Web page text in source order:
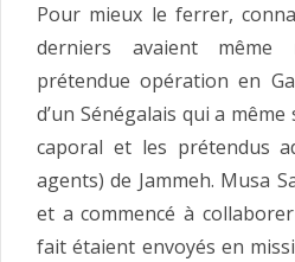
Pour mieux le ferrer,
derniers avaient
prétendue opération en
d’un Sénégalais qui a
caporal et les prétendus
agents) de Jammeh. Musa
et a commencé à
fait étaient envoyés en